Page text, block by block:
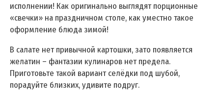
исполнении! Как оригинально выглядят порционные
«свечки» на праздничном столе, как уместно такое
оформление блюда зимой!
В салате нет привычной картошки, зато появляется
желатин – фантазии кулинаров нет предела.
Приготовьте такой вариант селёдки под шубой,
порадуйте близких, удивите подруг.